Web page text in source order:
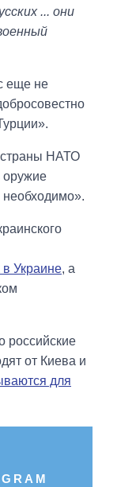
... они
еще не
страны НАТО
оружие
необходимо».
в Украине, а
российские
от Киева и
для